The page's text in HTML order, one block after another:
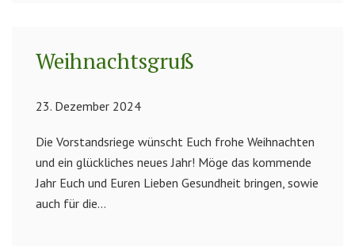
Weihnachtsgruß
23. Dezember 2024
Die Vorstandsriege wünscht Euch frohe Weihnachten
und ein glückliches neues Jahr! Möge das kommende
Jahr Euch und Euren Lieben Gesundheit bringen, sowie
auch für die...